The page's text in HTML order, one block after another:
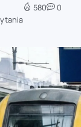
580 0